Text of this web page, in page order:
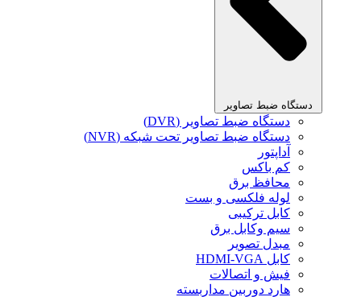
دستگاه ضبط تصاویر
دستگاه ضبط تصاویر (DVR)
دستگاه ضبط تصاویر تحت شبکه (NVR)
آداپتور
کم باکس
محافظ برق
لوله فلکسی و بست
کابل ترکیبی
سیم وکابل برق
مبدل تصویر
کابل HDMI-VGA
فیش و اتصالات
هارد دوربین مداربسته